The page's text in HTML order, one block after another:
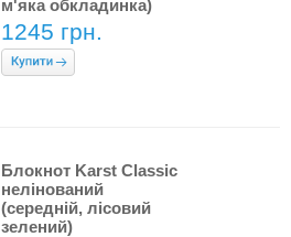
м'яка обкладинка)
1245 грн.
Блокнот Karst Classic
нелінований
(середній, лісовий
зелений)